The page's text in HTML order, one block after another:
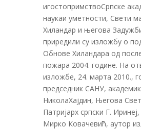
игостопримствоСрпске
наукаи уметности, Свети
Хиландар и његова
приредили су изложбу о
Обнове Хиландара од
пожара 2004. године. На
изложбе, 24. марта 2010.,
председник САНУ, академик
НиколаХајдин, Његова
Патријарх српски Г.
Мирко Ковачевић, аутор